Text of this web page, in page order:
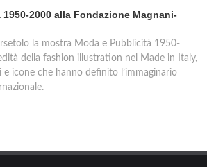
2000 alla Fondazione Magnani-
la mostra Moda e Pubblicità 1950-
della fashion illustration nel Made in Italy,
e icone che hanno definito l’immaginario